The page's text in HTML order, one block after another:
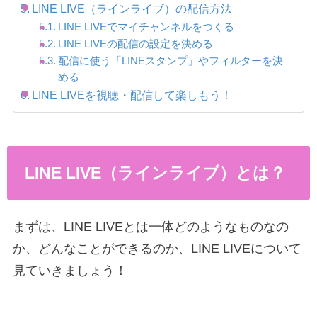
LINE LIVE（ラインライブ）の配信方法
LINE LIVEでマイチャンネルをつくる
LINE LIVEの配信の設定を決める
配信に使う「LINEスタンプ」やフィルターを決
める
LINE LIVEを視聴・配信して楽しもう！
LINE LIVE（ラインライブ）とは？
まずは、LINE LIVEとは一体どのようなものなの
か、どんなことができるのか、LINE LIVEについて
見ていきましょう！